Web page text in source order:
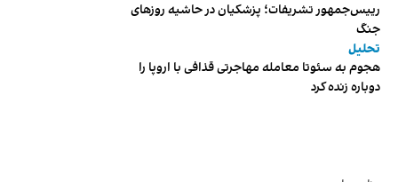
رییس‌جمهور تشریفات؛ پزشکیان در حاشیه روزهای
جنگ
تحلیل
هجوم به سئوتا معامله مهاجرتی قذافی با اروپا را
دوباره زنده کرد